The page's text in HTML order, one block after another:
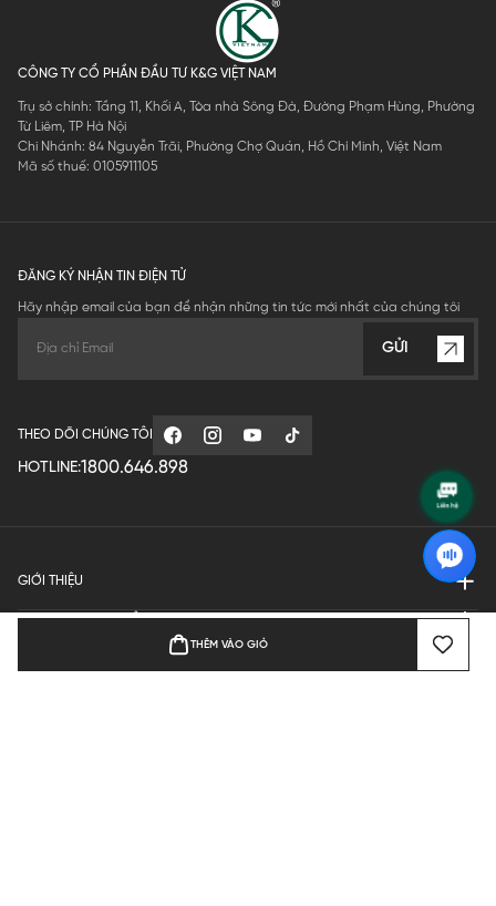
THÊM VÀO GIỎ
CÔNG TY CỔ PHẦN ĐẦU TƯ K&G VIỆT NAM
Trụ sở chính: Tầng 11, Khối A, Tòa nhà Sông Đà, Đường Phạm Hùng, Phường
Từ Liêm, TP Hà Nội
Chi Nhánh: 84 Nguyễn Trãi, Phường Chợ Quán, Hồ Chí Minh, Việt Nam
Mã số thuế: 0105911105
ĐĂNG KÝ NHẬN TIN ĐIỆN TỬ
Hãy nhập email của bạn để nhận những tin tức mới nhất của chúng tôi
GỬI
THEO DÕI CHÚNG TÔI
HOTLINE:1800.646.898
GIỚI THIỆU
QUY ĐỊNH HOẠT ĐỘNG